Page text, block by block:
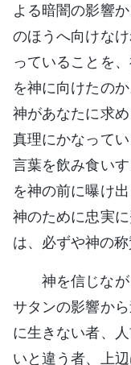
よる暗闇の影響
のほうへ向けな
っていることを
を神に向けたの
神があなたに求
真理にかなって
言葉を飲み食い
を神の前に曝け
神のために忠実
は、必ずや神の称
神を信じな
サタンの影響か
に生きない者、
いと違う者、上